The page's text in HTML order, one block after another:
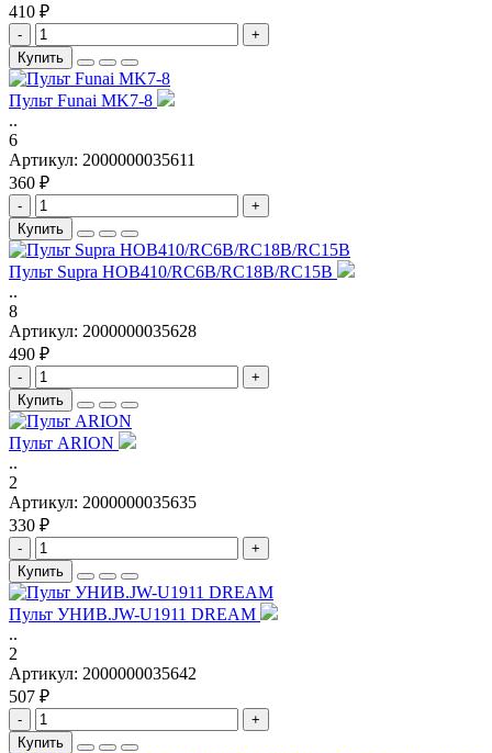
410 ₽
-
+
Купить
Пульт Funai MK7-8
..
6
Артикул: 2000000035611
360 ₽
-
+
Купить
Пульт Supra HOB410/RC6B/RC18B/RC15B
..
8
Артикул: 2000000035628
490 ₽
-
+
Купить
Пульт ARION
..
2
Артикул: 2000000035635
330 ₽
-
+
Купить
Пульт УНИВ.JW-U1911 DREAM
..
2
Артикул: 2000000035642
507 ₽
-
+
Купить